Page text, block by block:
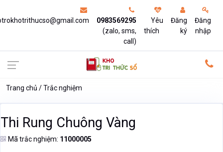
0983569295
(zalo, sms,
call)
Yêu
thích
Đăng
ký
Đăng
nhập
Trang chủ Trắc nghiệm
Thi Rung Chuông Vàng
Mã trắc nghiệm: 11000005